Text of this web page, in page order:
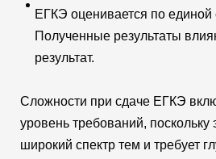
ЕГКЭ оценивается по единой
Полученные результаты
результат.
Сложности при сдаче ЕГКЭ
уровень требований, поскольку
широкий спектр тем и требует